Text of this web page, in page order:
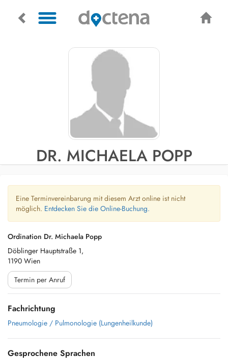
DR. MICHAELA POPP
Eine Terminvereinbarung mit diesem Arzt online ist nicht
möglich. Entdecken Sie die Online-Buchung.
Ordination Dr. Michaela Popp
Döblinger Hauptstraße 1,
1190 Wien
Termin per Anruf
Fachrichtung
Pneumologie / Pulmonologie (Lungenheilkunde)
Gesprochene Sprachen